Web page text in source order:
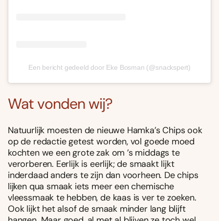
Een bericht gedeeld door Eke Bosman (@snackspert)
Wat vonden wij?
Natuurlijk moesten de nieuwe Hamka’s Chips ook
op de redactie getest worden, vol goede moed
kochten we een grote zak om ’s middags te
verorberen. Eerlijk is eerlijk; de smaakt lijkt
inderdaad anders te zijn dan voorheen. De chips
lijken qua smaak iets meer een chemische
vleessmaak te hebben, de kaas is ver te zoeken.
Ook lijkt het alsof de smaak minder lang blijft